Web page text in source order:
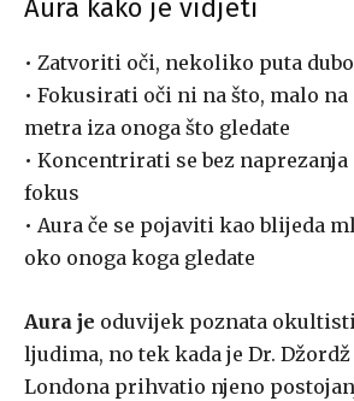
Aura kako je vidjeti
• Zatvoriti oči, nekoliko puta
• Fokusirati oči ni na što, malo
metra iza onoga što gledate
• Koncentrirati se bez
fokus
• Aura če se pojaviti kao blijeda
oko onoga koga gledate
Aura je oduvijek poznata
ljudima, no tek kada je Dr.
Londona prihvatio njeno